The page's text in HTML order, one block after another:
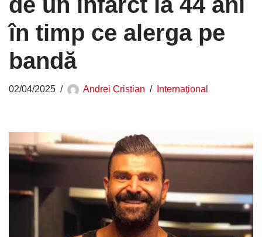
în timp ce alerga pe
bandă
02/04/2025 Andrei Cristian Internațional